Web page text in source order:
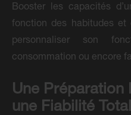
Booster les capacités
fonction des habitudes et
personnaliser son
consommation ou encore
Une Préparation
une Fiabilité